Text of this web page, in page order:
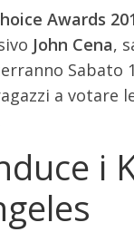
Awards
John Cena,
Sabato
a
i